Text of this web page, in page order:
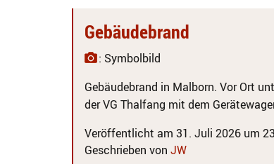
Gebäudebrand
: Symbolbild
Gebäudebrand in Malborn. Vor Ort
der VG Thalfang mit dem
Veröffentlicht am 31. Juli 2026 um
Geschrieben von JW